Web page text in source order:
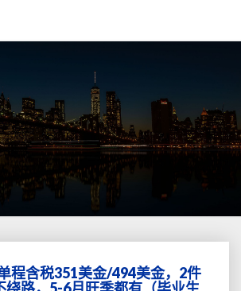
暑
程含税351美金/494美金，2件